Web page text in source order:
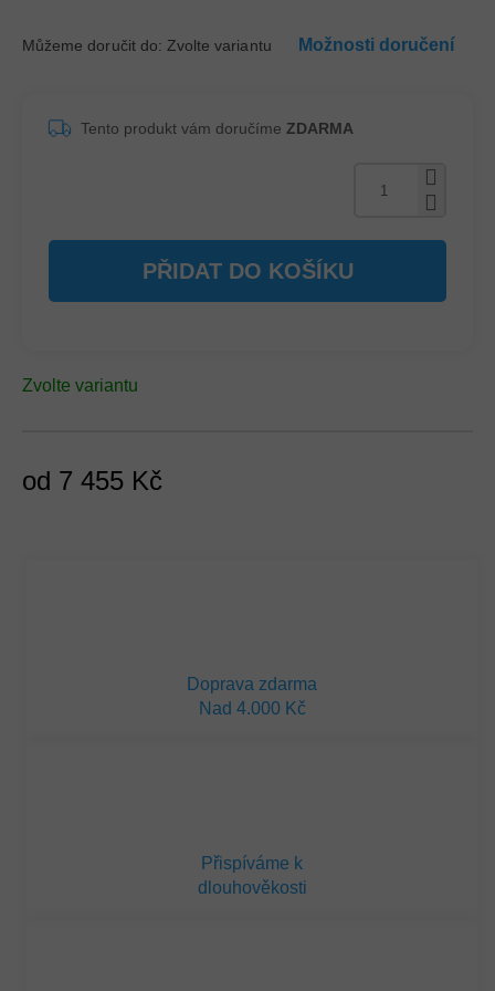
od 7 455 Kč
Zvolte variantu
Můžeme doručit do: Zvolte variantu Možnosti doručení
PŘIDAT DO KOŠÍKU
Tento produkt vám doručíme ZDARMA
Doprava zdarma
Nad 4.000 Kč
Přispíváme k
dlouhověkosti